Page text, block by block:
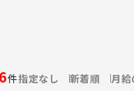
6件指定なし 新着順 月給